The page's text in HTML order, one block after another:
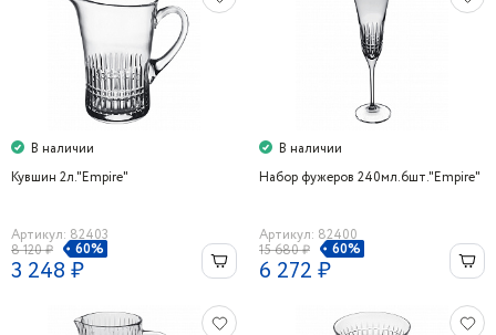
В наличии
Кувшин 2л."Empire"
Артикул: 82403
8 120 ₽
60%
3 248 ₽
В наличии
Набор фужеров 240мл.6шт."Empire"
Артикул: 82400
15 680 ₽
60%
6 272 ₽